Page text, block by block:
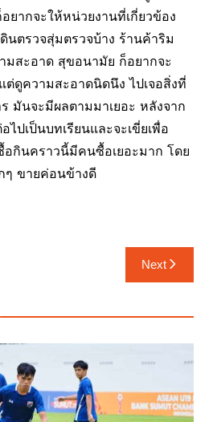
ยากจะให้หน่วยงานที่เกี่ยวข้อง
นตรวจสุ่มตรวจบ้าง ร้านค้าริม
มสะอาด สุขอนามัย ก็อยากจะ
ดูความสะอาดนิดนึง ไปเจอสิ่งที่
มันจะมีผลตามมาเยอะ หลังจาก
ไปเป็นบทเรียนและจะเขี่ยเพื่อ
กินคราวนี้มีคนซื้อเยอะมาก โดย
ๆ ขายค่อนข้างดี
Next